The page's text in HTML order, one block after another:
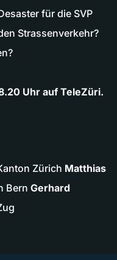
für die SVP
Strassenverkehr?
Uhr auf TeleZüri.
Zürich Matthias
Bern Gerhard